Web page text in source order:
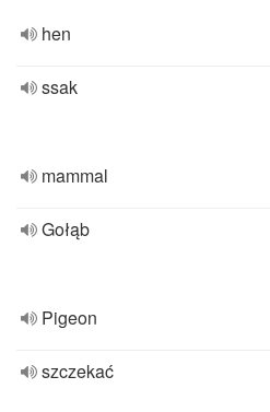
hen
ssak
mammal
Gołąb
Pigeon
szczekać